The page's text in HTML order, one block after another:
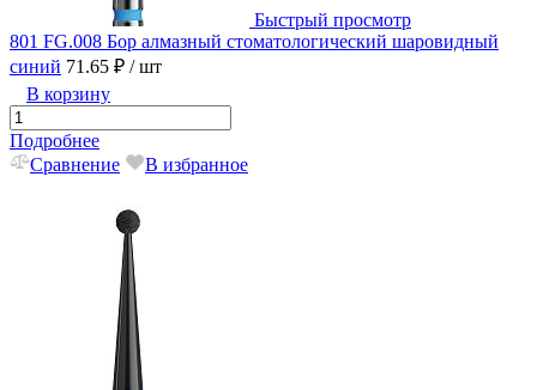
Быстрый просмотр
801 FG.008 Бор алмазный стоматологический шаровидный
синий 71.65 ₽ / шт
В корзину
Подробнее
Сравнение
В избранное